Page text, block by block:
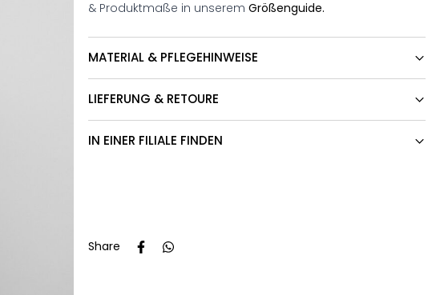
& Produktmaße in unseremGrößenguide.
MATERIAL & PFLEGEHINWEISE
LIEFERUNG & RETOURE
IN EINER FILIALE FINDEN
Share